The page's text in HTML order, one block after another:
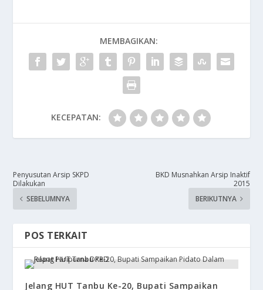
MEMBAGIKAN:
KECEPATAN:
Penyusutan Arsip SKPD
Dilakukan
SEBELUMNYA
BKD Musnahkan Arsip Inaktif
2015
BERIKUTNYA
POS TERKAIT
Jelang HUT Tanbu Ke-20, Bupati Sampaikan